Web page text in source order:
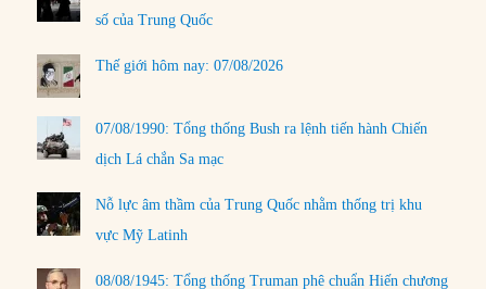
số của Trung Quốc
Thế giới hôm nay: 07/08/2026
07/08/1990: Tổng thống Bush ra lệnh tiến hành Chiến
dịch Lá chắn Sa mạc
Nỗ lực âm thầm của Trung Quốc nhằm thống trị khu
vực Mỹ Latinh
08/08/1945: Tổng thống Truman phê chuẩn Hiến chương